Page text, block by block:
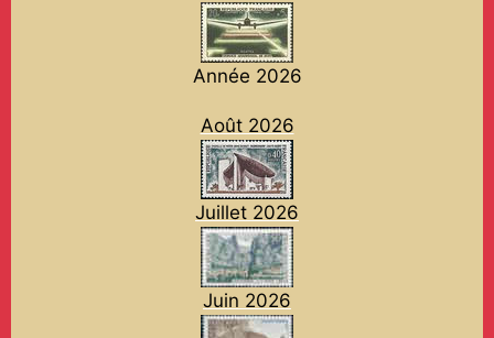
Année 2026
Août 2026
Juillet 2026
Juin 2026